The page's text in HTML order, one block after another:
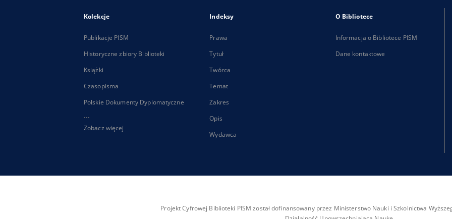
Kolekcje
Publikacje PISM
Historyczne zbiory Biblioteki
Książki
Czasopisma
Polskie Dokumenty Dyplomatyczne
...
Zobacz więcej
Indeksy
Prawa
Tytuł
Twórca
Temat
Zakres
Opis
Wydawca
O Bibliotece
Informacja o Bibliotece PISM
Dane kontaktowe
Projekt Cyfrowej Biblioteki PISM został dofinansowany przez Ministerstwo Nauki i Szkolnictwa